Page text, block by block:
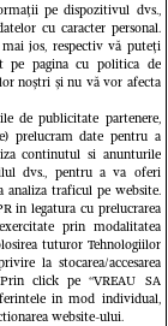
și
Fosta
să se
pe dispozitivul dvs.,
cu caracter personal.
jos, respectiv vă puteți
pe pagina cu politica de
noștri și nu vă vor afecta
de publicitate partenere,
prelucram date pentru a
continutul si anunturile
dvs., pentru a va oferi
analiza traficul pe website.
in legatura cu prelucrarea
prin modalitatea
tuturor Tehnologiilor
la stocarea/accesarea
click pe “VREAU SA
in mod individual,
website-ului.